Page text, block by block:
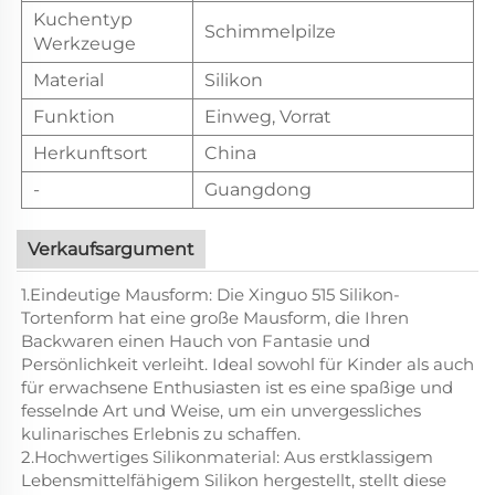
Kuchentyp
Werkzeuge
Schimmelpilze
Material
Silikon
Funktion
Einweg, Vorrat
Herkunftsort
China
-
Guangdong
Verkaufsargument
1.Eindeutige Mausform: Die Xinguo 515 Silikon-
Tortenform hat eine große Mausform, die Ihren
Backwaren einen Hauch von Fantasie und
Persönlichkeit verleiht. Ideal sowohl für Kinder als auch
für erwachsene Enthusiasten ist es eine spaßige und
fesselnde Art und Weise, um ein unvergessliches
kulinarisches Erlebnis zu schaffen.
2.Hochwertiges Silikonmaterial: Aus erstklassigem
Lebensmittelfähigem Silikon hergestellt, stellt diese